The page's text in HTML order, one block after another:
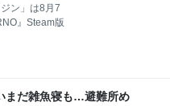
ルIP創出の場
ミック」を創
ーンチ時に31
超かぐや
ン」は8月7
』Steam版
まだ雑魚寝も…避難所め